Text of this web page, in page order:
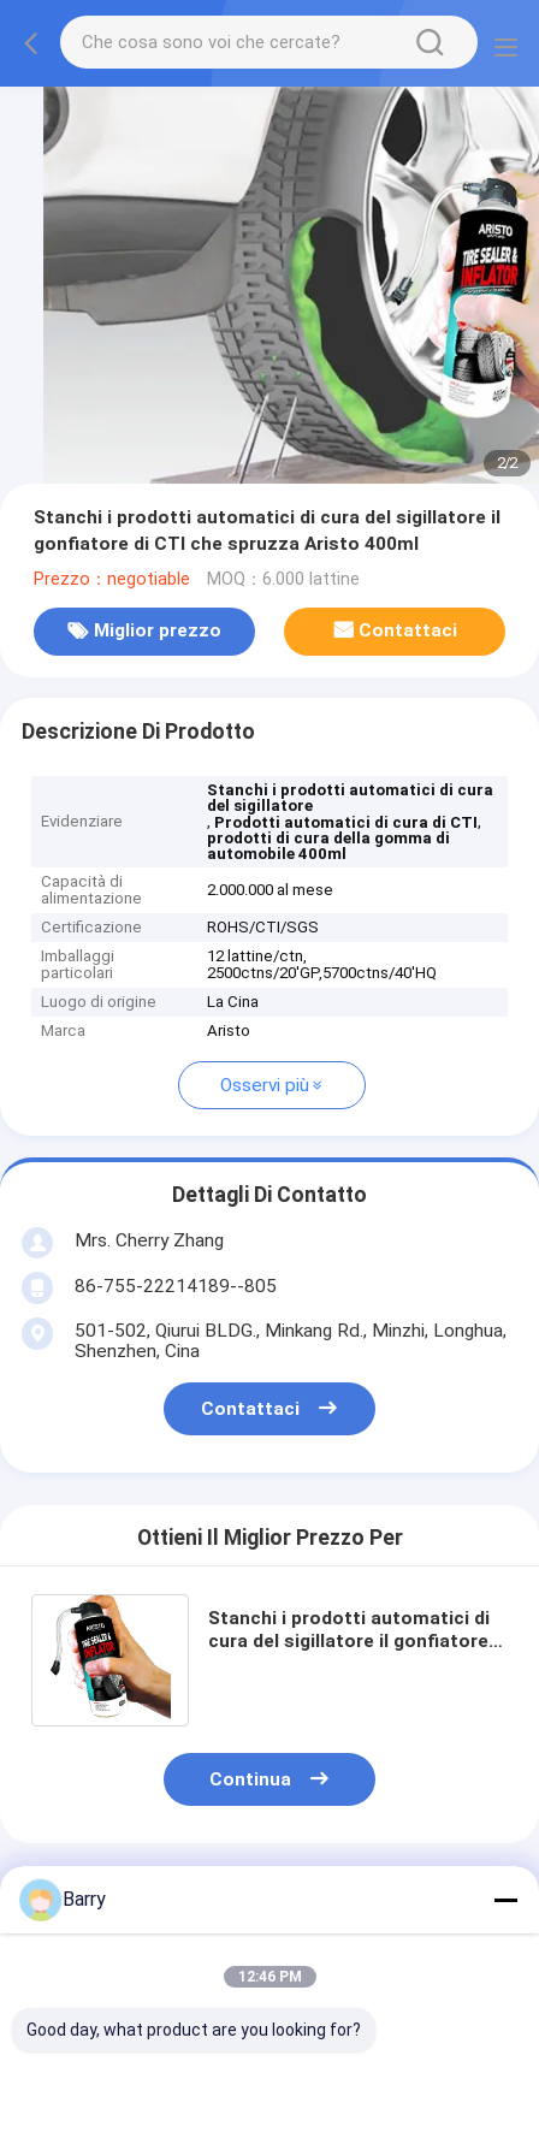
2/2
Stanchi i prodotti automatici di cura del sigillatore il
gonfiatore di CTI che spruzza Aristo 400ml
Prezzo：negotiable MOQ：6.000 lattine
Miglior prezzo Contattaci
Descrizione Di Prodotto
Evidenziare
Stanchi i prodotti automatici di cura
del sigillatore
, Prodotti automatici di cura di CTI,
prodotti di cura della gomma di
automobile 400ml
Capacità di
alimentazione
2.000.000 al mese
Certificazione
ROHS/CTI/SGS
Imballaggi
particolari
12 lattine/ctn,
2500ctns/20'GP,5700ctns/40'HQ
Luogo di origine
La Cina
Marca
Aristo
Osservi più
Dettagli Di Contatto
Mrs. Cherry Zhang
86-755-22214189--805
501-502, Qiurui BLDG., Minkang Rd., Minzhi, Longhua,
Shenzhen, Cina
Contattaci
Ottieni Il Miglior Prezzo Per
Stanchi i prodotti automatici di
cura del sigillatore il gonfiatore
Continua
Prodotti Raccomandati
Barry
12:46 PM
Good day, what product are you looking for?